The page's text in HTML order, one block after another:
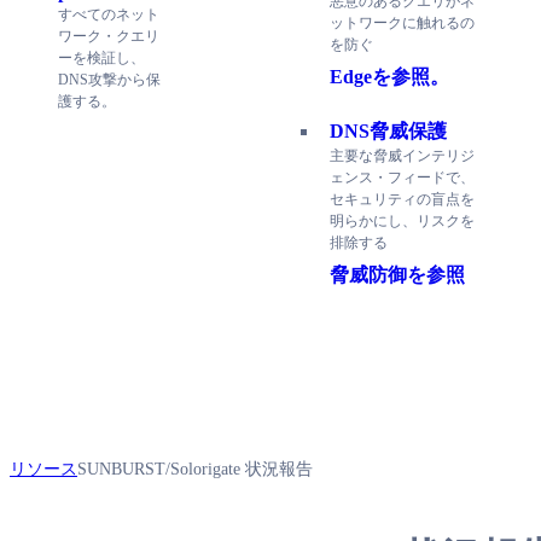
すべてのネット
ワーク・クエリ
ーを検証し、
DNS攻撃から保
護する。
ットワークに触れるの
を防ぐ
Edgeを参照。
DNS脅威保護
主要な脅威インテリジ
ェンス・フィードで、
セキュリティの盲点を
明らかにし、リスクを
排除する
脅威防御を参照
リソース SUNBURST/Solorigate 状況報告